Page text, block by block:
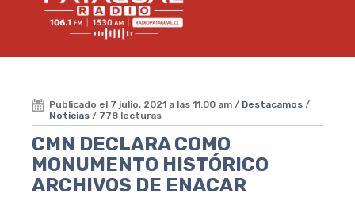
Publicado el 7 julio, 2021 a las 11:00 am / Destacamos /
Noticias / 778 lecturas
CMN DECLARA COMO
MONUMENTO HISTÓRICO
ARCHIVOS DE ENACAR